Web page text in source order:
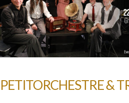
PETITORCHESTRE &